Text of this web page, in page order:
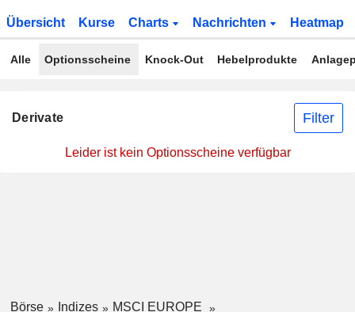
Übersicht Kurse Charts Nachrichten Heatmap
Alle Optionsscheine Knock-Out Hebelprodukte
Derivate Filter
Leider ist kein Optionsscheine verfügbar
Börse Indizes
MSCI EUROPE